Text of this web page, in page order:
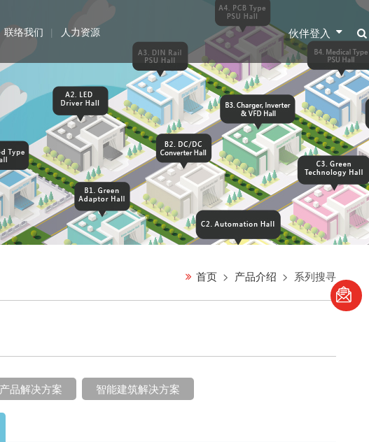
联络我们 人力资源 伙伴登入
首页 产品介绍 系列搜寻
品解决方案 智能建筑解决方案